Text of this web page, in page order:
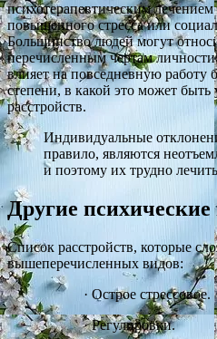
психотерапевтическим
повышенного стресса или
Большинство людей могут
перечисленным чертам
влияет на повседневную
степени, в какой это может быть
расстройств.
Индивидуальные
правило, являются
и поэтому их трудно
Другие
Список расстройств, которые
вышеперечисленных видов:
· Острое стрессовое.
·Регулировки.